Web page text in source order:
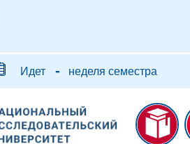
Идет - неделя семестра